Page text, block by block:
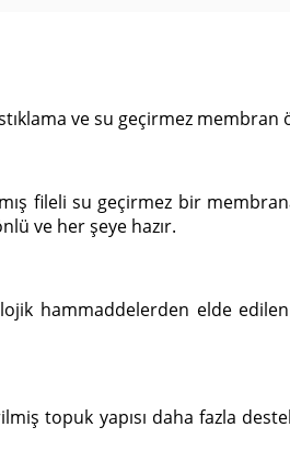
ve su geçirmez
fileli su geçirmez bir
ve her şeye hazır.
hammaddelerden elde
topuk yapısı daha fazla